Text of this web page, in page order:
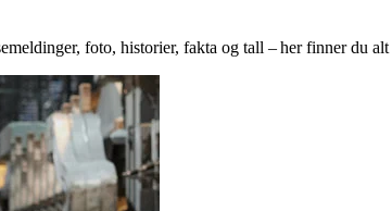
foto, historier, fakta og tall – her finner du alt